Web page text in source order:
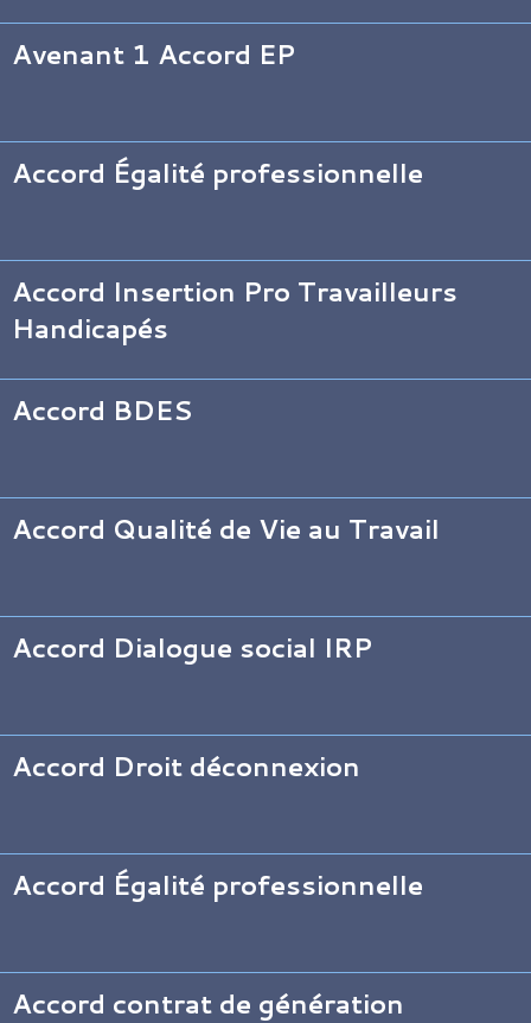
Avenant 1 Accord EP
Accord Égalité professionnelle
Accord Insertion Pro Travailleurs
Handicapés
Accord BDES
Accord Qualité de Vie au Travail
Accord Dialogue social IRP
Accord Droit déconnexion
Accord Égalité professionnelle
Accord contrat de génération